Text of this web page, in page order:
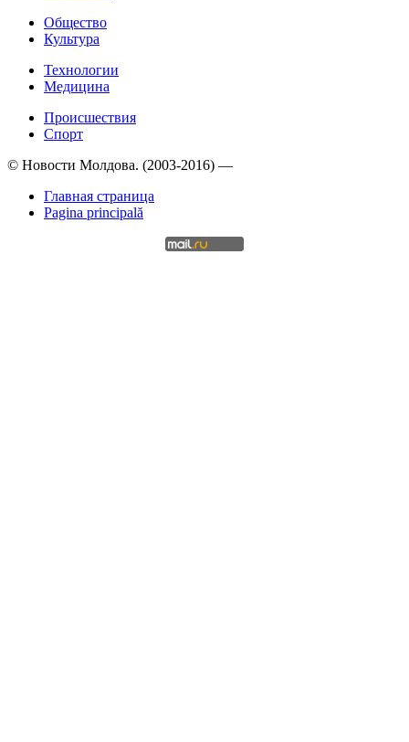
Общество
Культура
Технологии
Медицина
Происшествия
Спорт
© Новости Молдова. (2003-2016) —
Главная страница
Pagina principală